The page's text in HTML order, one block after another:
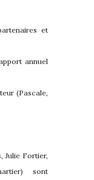
et
annuel
(Pascale,
Julie Fortier,
sont